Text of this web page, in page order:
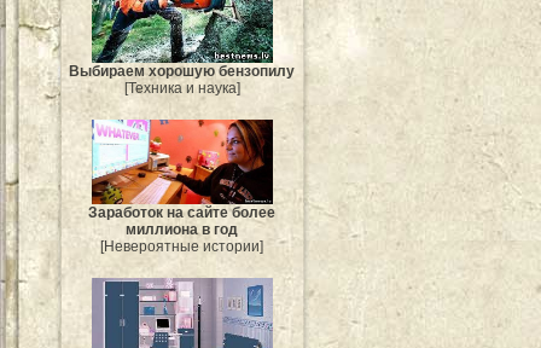
Выбираем хорошую бензопилу
[Техника и наука]
Заработок на сайте более
миллиона в год
[Невероятные истории]